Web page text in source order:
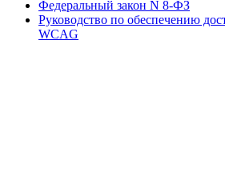
Федеральный закон N 8-ФЗ
Руководство по обеспечению
WCAG